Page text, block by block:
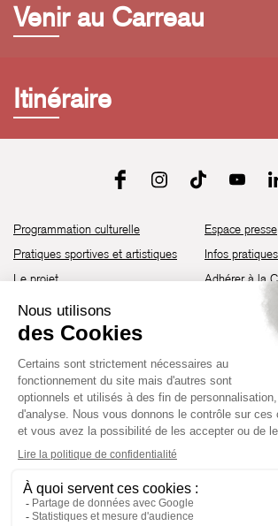
Venir au Carreau
Itinéraire
Programmation culturelle
Pratiques sportives et artistiques
Le projet
Brochure de saison 25-26
Découvrir les espaces
Devenir partenaire
Espace presse
Infos pratiques
Adhérer à la
Guide
Établissement culturel et sportif à l’architecture
XIXème siècle, le Carreau du Temple fut réhabilité
artistiques, culturels et sportifs, à travers une